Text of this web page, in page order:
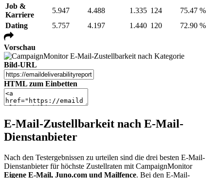
Job &
Karriere
5.947 4.488 1.335 124
75.47 %
Dating
5.757 4.197 1.440 120 72.90 %
Vorschau
Bild-URL
HTML zum Einbetten
E-Mail-Zustellbarkeit nach E-Mail-
Dienstanbieter
Nach den Testergebnissen zu urteilen sind die drei besten E-Mail-
Dienstanbieter für höchste Zustellraten mit CampaignMonitor
Eigene E-Mail, Juno.com und Mailfence. Bei den E-Mail-